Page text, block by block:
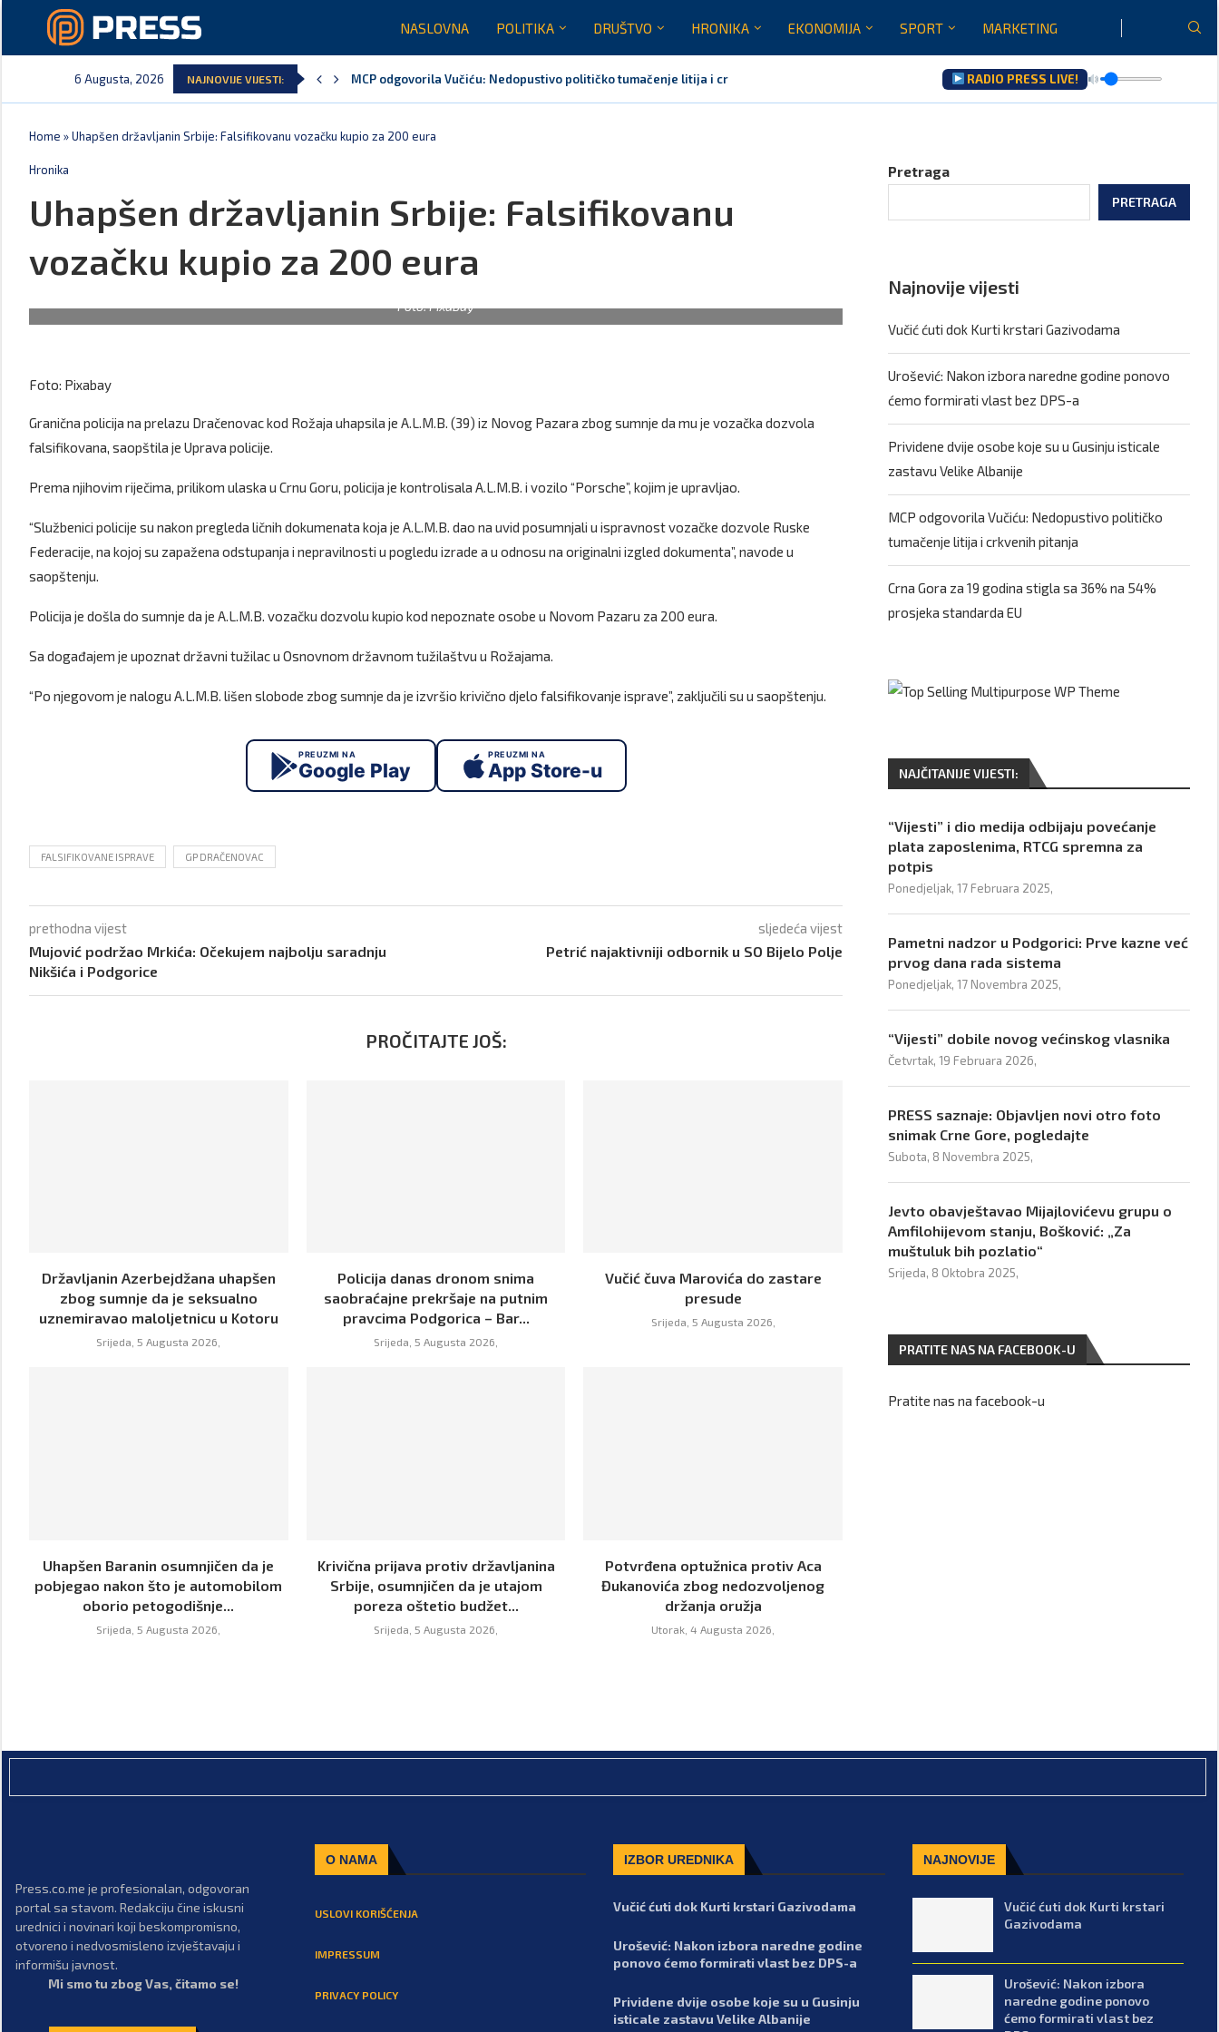
NASLOVNA POLITIKA DRUŠTVO HRONIKA EKONOMIJA SPORT MARKETING
6 Augusta, 2026 NAJNOVIJE VIJESTI: MCP odgovorila Vučiću: Nedopustivo političko tumačenje litija i crkvenih pitanja RADIO PRESS LIVE!
Home »Uhapšen državljanin Srbije: Falsifikovanu vozačku kupio za 200 eura
Hronika
Uhapšen državljanin Srbije: Falsifikovanu
vozačku kupio za 200 eura
Foto: Pixabay
Foto: Pixabay
Granična policija na prelazu Dračenovac kod Rožaja uhapsila je A.L.M.B. (39) iz Novog Pazara zbog sumnje da mu je vozačka dozvola
falsifikovana, saopštila je Uprava policije.
Prema njihovim riječima, prilikom ulaska u Crnu Goru, policija je kontrolisala A.L.M.B. i vozilo “Porsche”, kojim je upravljao.
“Službenici policije su nakon pregleda ličnih dokumenata koja je A.L.M.B. dao na uvid posumnjali u ispravnost vozačke dozvole Ruske
Federacije, na kojoj su zapažena odstupanja i nepravilnosti u pogledu izrade a u odnosu na originalni izgled dokumenta”, navode u
saopštenju.
Policija je došla do sumnje da je A.L.M.B. vozačku dozvolu kupio kod nepoznate osobe u Novom Pazaru za 200 eura.
Sa događajem je upoznat državni tužilac u Osnovnom državnom tužilaštvu u Rožajama.
“Po njegovom je nalogu A.L.M.B. lišen slobode zbog sumnje da je izvršio krivično djelo falsifikovanje isprave”, zaključili su u saopštenju.
PREUZMI NA
Google Play
PREUZMI NA
App Store-u
FALSIFIKOVANE ISPRAVE GP DRAČENOVAC
prethodna vijest
Mujović podržao Mrkića: Očekujem najbolju saradnju
Nikšića i Podgorice
sljedeća vijest
Petrić najaktivniji odbornik u SO Bijelo Polje
PROČITAJTE JOŠ:
Državljanin Azerbejdžana uhapšen
zbog sumnje da je seksualno
uznemiravao maloljetnicu u Kotoru
Srijeda, 5 Augusta 2026,
Policija danas dronom snima
saobraćajne prekršaje na putnim
pravcima Podgorica – Bar...
Srijeda, 5 Augusta 2026,
Vučić čuva Marovića do zastare
presude
Srijeda, 5 Augusta 2026,
Uhapšen Baranin osumnjičen da je
pobjegao nakon što je automobilom
oborio petogodišnje...
Srijeda, 5 Augusta 2026,
Krivična prijava protiv državljanina
Srbije, osumnjičen da je utajom
poreza oštetio budžet...
Srijeda, 5 Augusta 2026,
Potvrđena optužnica protiv Aca
Đukanovića zbog nedozvoljenog
držanja oružja
Utorak, 4 Augusta 2026,
Pretraga
PRETRAGA
Najnovije vijesti
Vučić ćuti dok Kurti krstari Gazivodama
Urošević: Nakon izbora naredne godine ponovo
ćemo formirati vlast bez DPS-a
Prividene dvije osobe koje su u Gusinju isticale
zastavu Velike Albanije
MCP odgovorila Vučiću: Nedopustivo političko
tumačenje litija i crkvenih pitanja
Crna Gora za 19 godina stigla sa 36% na 54%
prosjeka standarda EU
NAJČITANIJE VIJESTI:
“Vijesti” i dio medija odbijaju povećanje
plata zaposlenima, RTCG spremna za
potpis
Ponedjeljak, 17 Februara 2025,
Pametni nadzor u Podgorici: Prve kazne već
prvog dana rada sistema
Ponedjeljak, 17 Novembra 2025,
“Vijesti” dobile novog većinskog vlasnika
Četvrtak, 19 Februara 2026,
PRESS saznaje: Objavljen novi otro foto
snimak Crne Gore, pogledajte
Subota, 8 Novembra 2025,
Jevto obavještavao Mijajlovićevu grupu o
Amfilohijevom stanju, Bošković: „Za
muštuluk bih pozlatio“
Srijeda, 8 Oktobra 2025,
PRATITE NAS NA FACEBOOK-U
Pratite nas na facebook-u
Press.co.me je profesionalan, odgovoran
portal sa stavom. Redakciju čine iskusni
urednici i novinari koji beskompromisno,
otvoreno i nedvosmisleno izvještavaju i
informišu javnost.
Mi smo tu zbog Vas, čitamo se!
O NAMA
USLOVI KORIŠĆENJA
IMPRESSUM
PRIVACY POLICY
IZBOR UREDNIKA
Vučić ćuti dok Kurti krstari Gazivodama
Urošević: Nakon izbora naredne godine
ponovo ćemo formirati vlast bez DPS-a
Prividene dvije osobe koje su u Gusinju
isticale zastavu Velike Albanije
NAJNOVIJE
Vučić ćuti dok Kurti krstari
Gazivodama
Urošević: Nakon izbora
naredne godine ponovo
ćemo formirati vlast bez